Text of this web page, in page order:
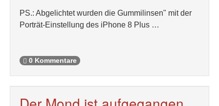
PS.: Abgelichtet wurden die Gummilinsen" mit der
Porträt-Einstellung des iPhone 8 Plus …
0 Kommentare